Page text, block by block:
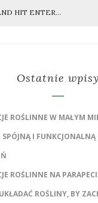
Ostatnie wpisy
ROŚLINNE W MAŁYM
SPÓJNĄ I
ROŚLINNE NA
ROŚLINY, BY